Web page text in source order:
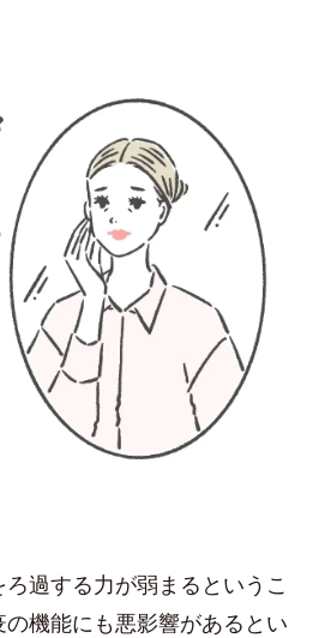
過する力が弱まるというこ
の機能にも悪影響があるとい